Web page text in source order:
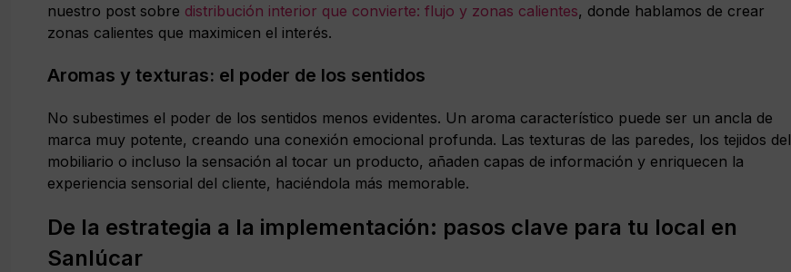
nuestro post sobre distribución interior que convierte: flujo y zonas calientes, donde hablamos de crear
zonas calientes que maximicen el interés.
Aromas y texturas: el poder de los sentidos
No subestimes el poder de los sentidos menos evidentes. Un aroma característico puede ser un ancla de
marca muy potente, creando una conexión emocional profunda. Las texturas de las paredes, los tejidos del
mobiliario o incluso la sensación al tocar un producto, añaden capas de información y enriquecen la
experiencia sensorial del cliente, haciéndola más memorable.
De la estrategia a la implementación: pasos clave para tu local en
Sanlúcar